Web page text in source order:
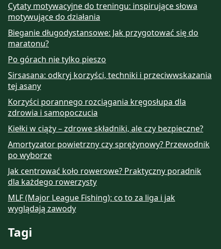
Cytaty motywacyjne do treningu: inspirujące słowa
motywujące do działania
Bieganie długodystansowe: Jak przygotować się do
maratonu?
Po górach nie tylko pieszo
Sirsasana: odkryj korzyści, techniki i przeciwwskazania
tej asany
Korzyści porannego rozciągania kręgosłupa dla
zdrowia i samopoczucia
Kiełki w ciąży – zdrowe składniki, ale czy bezpieczne?
Amortyzator powietrzny czy sprężynowy? Przewodnik
po wyborze
Jak centrować koło rowerowe? Praktyczny poradnik
dla każdego rowerzysty
MLF (Major League Fishing): co to za liga i jak
wyglądają zawody
Tagi